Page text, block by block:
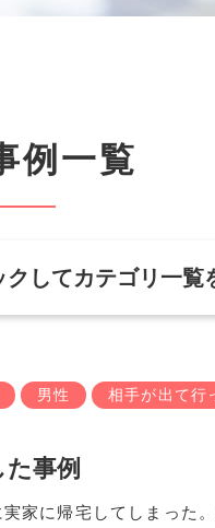
例一覧
してカテゴリ一覧
男性 相手が出て行
事例
家に帰宅してしまった